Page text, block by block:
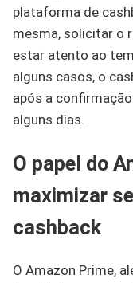
plataforma de
mesma, solicitar o
estar atento ao
alguns casos, o
após a
alguns dias.
O papel do
maximizar
cashback
O Amazon Prime,